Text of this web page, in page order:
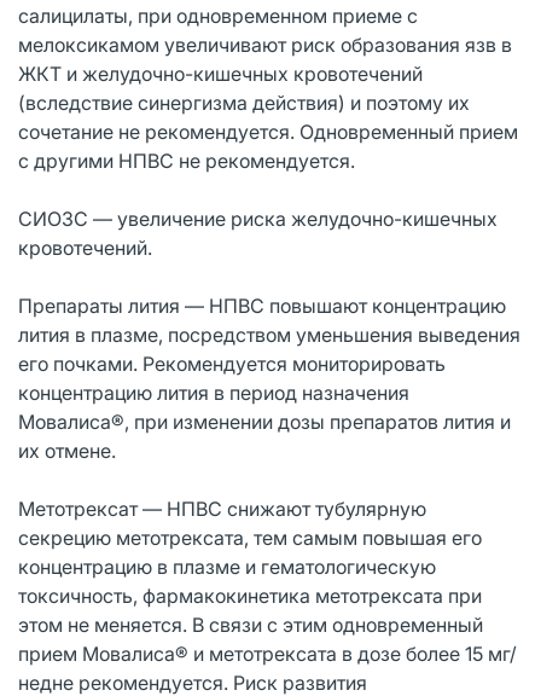
салицилаты, при одновременном приеме с
мелоксикамом увеличивают риск образования язв в
ЖКТ и желудочно-кишечных кровотечений
(вследствие синергизма действия) и поэтому их
сочетание не рекомендуется. Одновременный прием
с другими НПВС не рекомендуется.
СИОЗС — увеличение риска желудочно-кишечных
кровотечений.
Препараты лития — НПВС повышают концентрацию
лития в плазме, посредством уменьшения выведения
его почками. Рекомендуется мониторировать
концентрацию лития в период назначения
Мовалиса®, при изменении дозы препаратов лития и
их отмене.
Метотрексат — НПВС снижают тубулярную
секрецию метотрексата, тем самым повышая его
концентрацию в плазме и гематологическую
токсичность, фармакокинетика метотрексата при
этом не меняется. В связи с этим одновременный
прием Мовалиса® и метотрексата в дозе более 15 мг/
недне рекомендуется. Риск развития